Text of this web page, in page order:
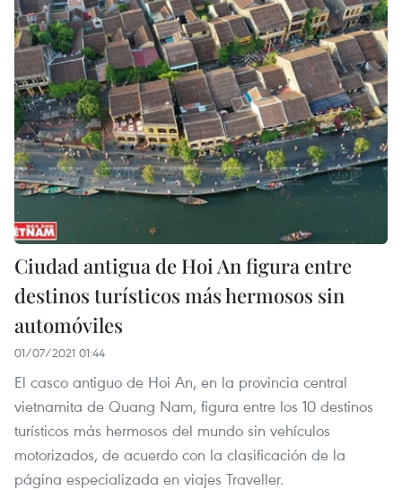
Ciudad antigua de Hoi An figura entre
destinos turísticos más hermosos sin
automóviles
01/07/2021 01:44
El casco antiguo de Hoi An, en la provincia central
vietnamita de Quang Nam, figura entre los 10 destinos
turísticos más hermosos del mundo sin vehículos
motorizados, de acuerdo con la clasificación de la
página especializada en viajes Traveller.